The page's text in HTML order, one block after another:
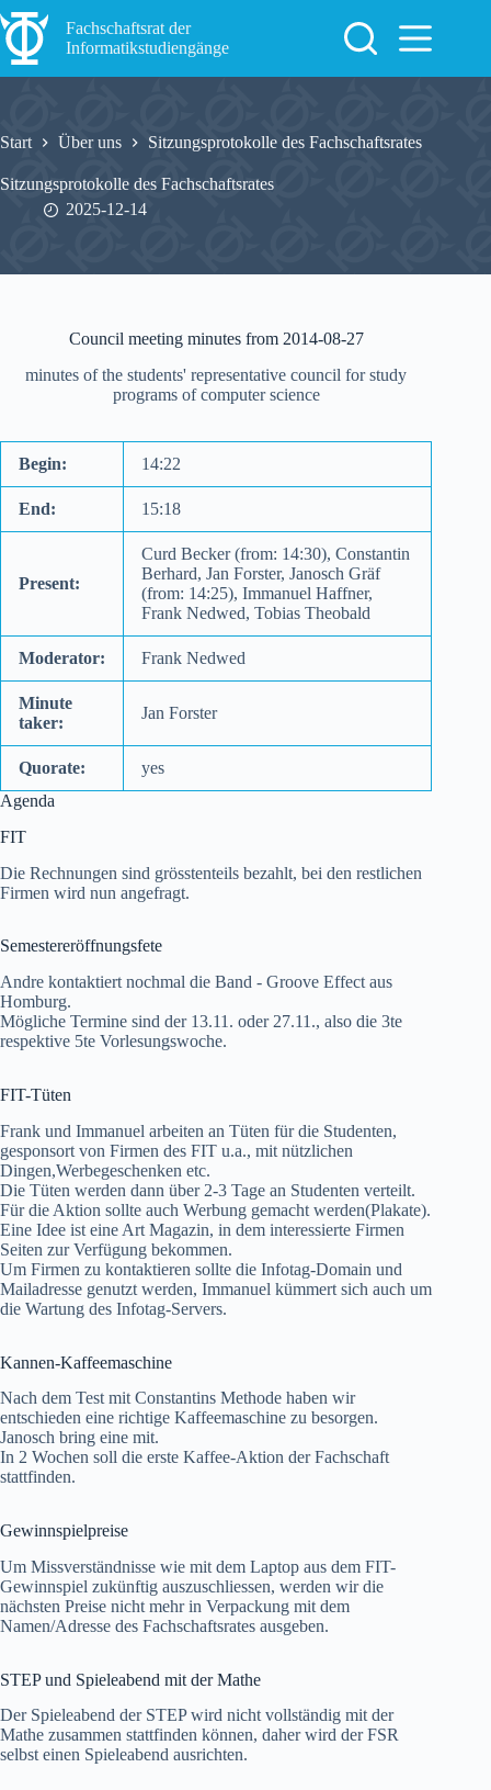
Zum
Inhalt
springen
Fachschaftsrat der
Informatikstudiengänge
Start Über uns Sitzungsprotokolle des Fachschaftsrates
Sitzungsprotokolle des Fachschaftsrates
2025-12-14
Council meeting minutes from 2014-08-27
minutes of the students' representative council for study
programs of computer science
Begin: 14:22
End: 15:18
Present:
Curd Becker (from: 14:30), Constantin
Berhard, Jan Forster, Janosch Gräf
(from: 14:25), Immanuel Haffner,
Frank Nedwed, Tobias Theobald
Moderator: Frank Nedwed
Minute
taker:
Jan Forster
Quorate:
yes
Agenda
FIT
Die Rechnungen sind grösstenteils bezahlt, bei den restlichen
Firmen wird nun angefragt.
Semestereröffnungsfete
Andre kontaktiert nochmal die Band - Groove Effect aus
Homburg.
Mögliche Termine sind der 13.11. oder 27.11., also die 3te
respektive 5te Vorlesungswoche.
FIT-Tüten
Frank und Immanuel arbeiten an Tüten für die Studenten,
gesponsort von Firmen des FIT u.a., mit nützlichen
Dingen,Werbegeschenken etc.
Die Tüten werden dann über 2-3 Tage an Studenten verteilt.
Für die Aktion sollte auch Werbung gemacht werden(Plakate).
Eine Idee ist eine Art Magazin, in dem interessierte Firmen
Seiten zur Verfügung bekommen.
Um Firmen zu kontaktieren sollte die Infotag-Domain und
Mailadresse genutzt werden, Immanuel kümmert sich auch um
die Wartung des Infotag-Servers.
Kannen-Kaffeemaschine
Nach dem Test mit Constantins Methode haben wir
entschieden eine richtige Kaffeemaschine zu besorgen.
Janosch bring eine mit.
In 2 Wochen soll die erste Kaffee-Aktion der Fachschaft
stattfinden.
Gewinnspielpreise
Um Missverständnisse wie mit dem Laptop aus dem FIT-
Gewinnspiel zukünftig auszuschliessen, werden wir die
nächsten Preise nicht mehr in Verpackung mit dem
Namen/Adresse des Fachschaftsrates ausgeben.
STEP und Spieleabend mit der Mathe
Der Spieleabend der STEP wird nicht vollständig mit der
Mathe zusammen stattfinden können, daher wird der FSR
selbst einen Spieleabend ausrichten.